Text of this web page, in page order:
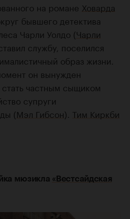
на романе Ховарда
бывшего детектива
Чарли Уолдо (Чарли
службу, поселился
образ жизни.
он вынужден
стать частным сыщиком
супруги
(Мэл Гибсон). Тим Киркби
мюзикла «Вестсайдская